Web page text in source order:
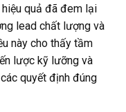
quả đã đem lại
lead chất lượng và
này cho thấy tầm
lược kỹ lưỡng và
quyết định đúng